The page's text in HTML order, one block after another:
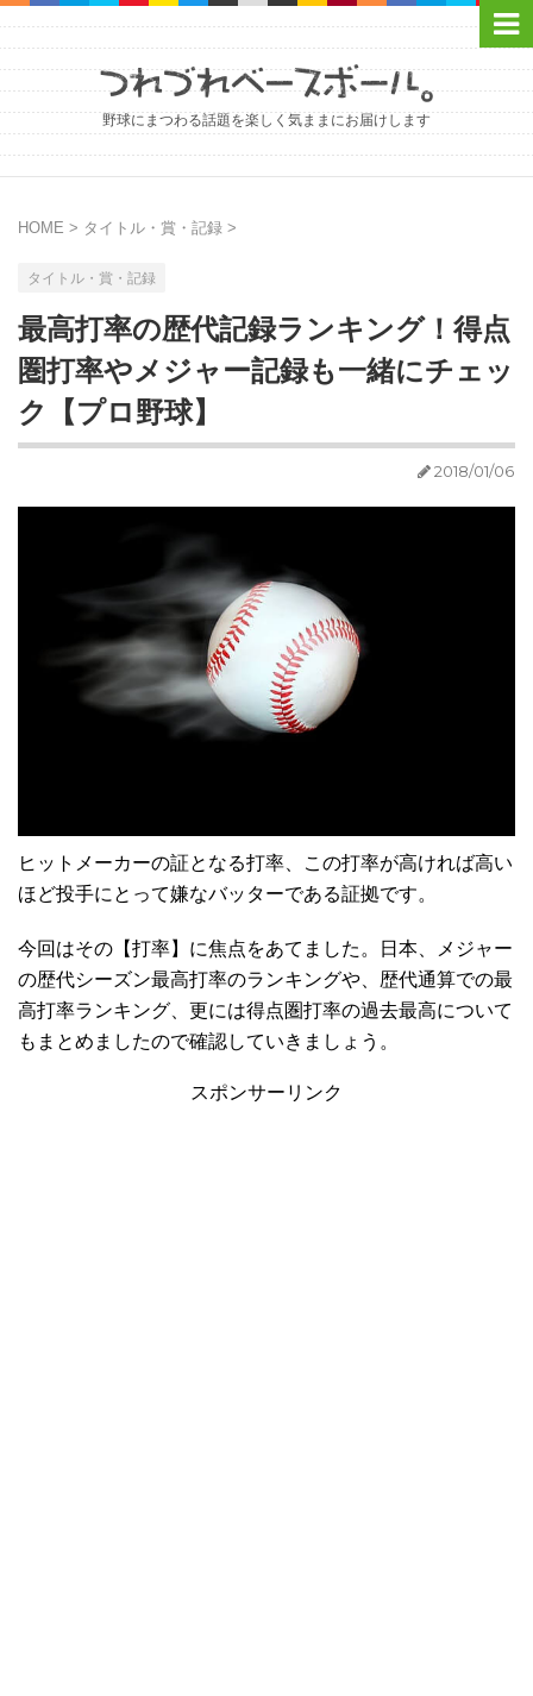
野球にまつわる話題を楽しく気ままにお届けします
HOME > タイトル・賞・記録 >
タイトル・賞・記録
最高打率の歴代記録ランキング！得点
圏打率やメジャー記録も一緒にチェッ
ク【プロ野球】
2018/01/06
ヒットメーカーの証となる打率、この打率が高ければ高い
ほど投手にとって嫌なバッターである証拠です。
今回はその【打率】に焦点をあてました。日本、メジャー
の歴代シーズン最高打率のランキングや、歴代通算での最
高打率ランキング、更には得点圏打率の過去最高について
もまとめましたので確認していきましょう。
スポンサーリンク